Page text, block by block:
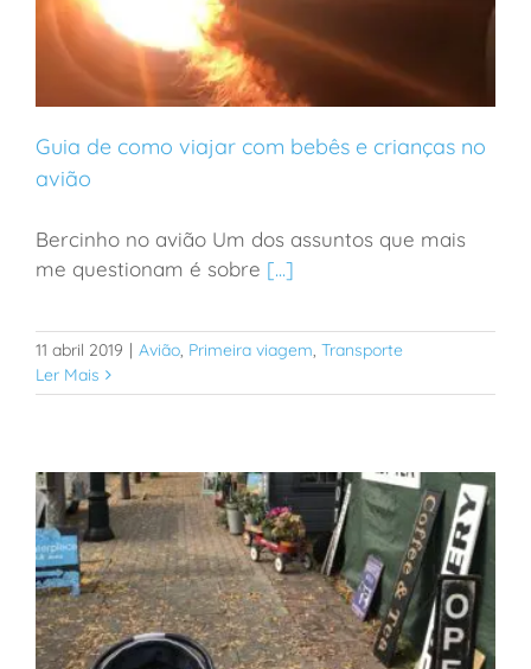
Guia de como viajar com bebês e crianças no avião
Guia de como viajar com bebês e crianças no
avião
Bercinho no avião Um dos assuntos que mais
me questionam é sobre [...]
11 abril 2019 | Avião, Primeira viagem, Transporte
Ler Mais